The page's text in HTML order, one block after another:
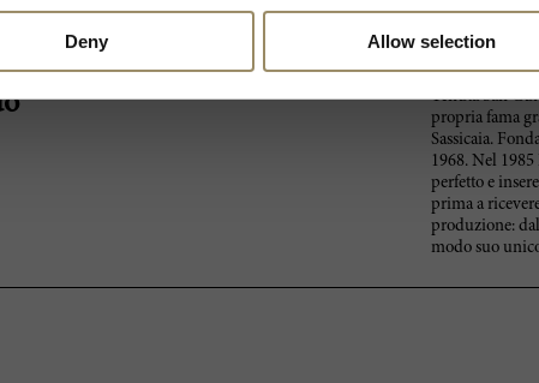
Deny Allow selection
Tenuta San
propria fama
Sassicaia.
1968. Nel
perfetto e
prima a
produzione:
modo suo